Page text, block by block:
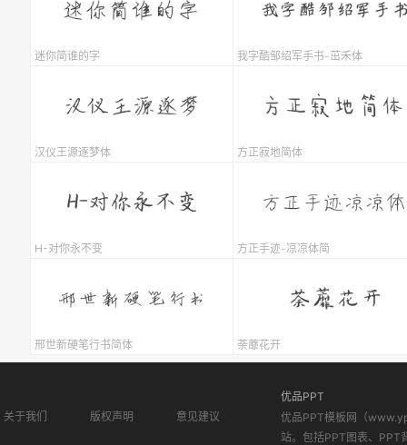
迷你简谁的字 我字酷邹绍军手书-茁禾体
汉仪王源逐梦体 方正寂地简体
H-对你永不变 方正手迹-凉凉体简
邢世新硬笔行书简体 荼蘼花开
关于我们 版权声明 意见建议
优品PPT
优品PPT模板网（
站。包括PPT图表、PPT